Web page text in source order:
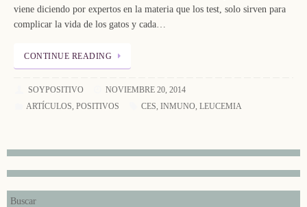
viene diciendo por expertos en la materia que los test, solo sirven para
complicar la vida de los gatos y cada…
CONTINUE READING
SOYPOSITIVO
NOVIEMBRE 20, 2014
ARTÍCULOS, POSITIVOS CES,INMUNO,LEUCEMIA
Buscar